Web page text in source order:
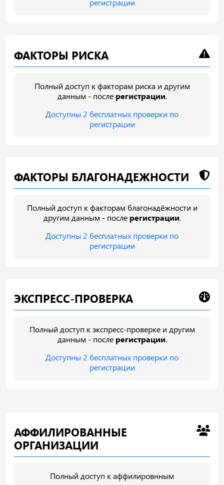
регистрации
ФАКТОРЫ РИСКА
Полный доступ к факторам риска и другим
данным - после регистрации.
Доступны 2 бесплатных проверки по
регистрации
ФАКТОРЫ БЛАГОНАДЕЖНОСТИ
Полный доступ к факторам благонадёжности и
другим данным - после регистрации.
Доступны 2 бесплатных проверки по
регистрации
ЭКСПРЕСС-ПРОВЕРКА
Полный доступ к экспресс-проверке и другим
данным - после регистрации.
Доступны 2 бесплатных проверки по
регистрации
АФФИЛИРОВАННЫЕ
ОРГАНИЗАЦИИ
Полный доступ к аффилировнным